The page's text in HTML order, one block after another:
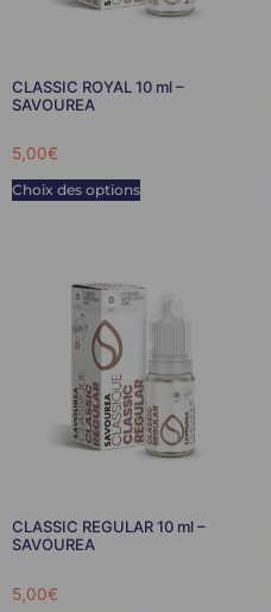
CLASSIC ROYAL 10 ml –
SAVOUREA
5,00€
Choix des options
CLASSIC REGULAR 10 ml –
SAVOUREA
5,00€